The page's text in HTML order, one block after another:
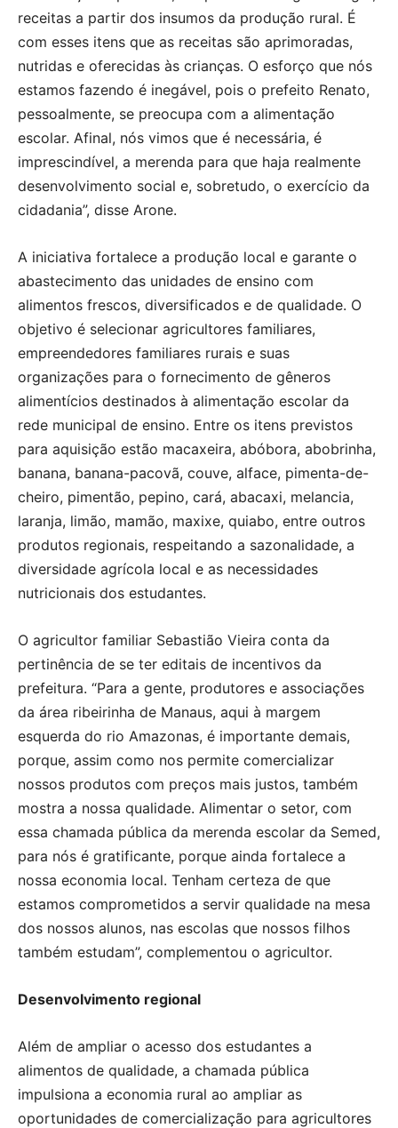
receitas a partir dos insumos da produção rural. É
com esses itens que as receitas são aprimoradas,
nutridas e oferecidas às crianças. O esforço que nós
estamos fazendo é inegável, pois o prefeito Renato,
pessoalmente, se preocupa com a alimentação
escolar. Afinal, nós vimos que é necessária, é
imprescindível, a merenda para que haja realmente
desenvolvimento social e, sobretudo, o exercício da
cidadania”, disse Arone.
A iniciativa fortalece a produção local e garante o
abastecimento das unidades de ensino com
alimentos frescos, diversificados e de qualidade. O
objetivo é selecionar agricultores familiares,
empreendedores familiares rurais e suas
organizações para o fornecimento de gêneros
alimentícios destinados à alimentação escolar da
rede municipal de ensino. Entre os itens previstos
para aquisição estão macaxeira, abóbora, abobrinha,
banana, banana-pacovã, couve, alface, pimenta-de-
cheiro, pimentão, pepino, cará, abacaxi, melancia,
laranja, limão, mamão, maxixe, quiabo, entre outros
produtos regionais, respeitando a sazonalidade, a
diversidade agrícola local e as necessidades
nutricionais dos estudantes.
O agricultor familiar Sebastião Vieira conta da
pertinência de se ter editais de incentivos da
prefeitura. “Para a gente, produtores e associações
da área ribeirinha de Manaus, aqui à margem
esquerda do rio Amazonas, é importante demais,
porque, assim como nos permite comercializar
nossos produtos com preços mais justos, também
mostra a nossa qualidade. Alimentar o setor, com
essa chamada pública da merenda escolar da Semed,
para nós é gratificante, porque ainda fortalece a
nossa economia local. Tenham certeza de que
estamos comprometidos a servir qualidade na mesa
dos nossos alunos, nas escolas que nossos filhos
também estudam”, complementou o agricultor.
Desenvolvimento regional
Além de ampliar o acesso dos estudantes a
alimentos de qualidade, a chamada pública
impulsiona a economia rural ao ampliar as
oportunidades de comercialização para agricultores